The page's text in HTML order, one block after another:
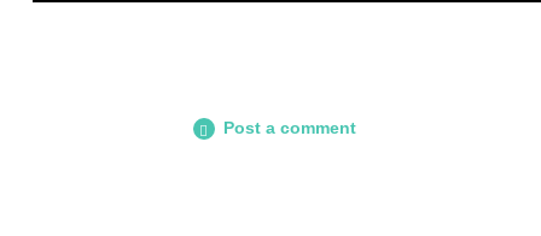
Post a comment